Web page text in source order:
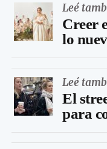
Leé
Creer
lo
Leé
El
para